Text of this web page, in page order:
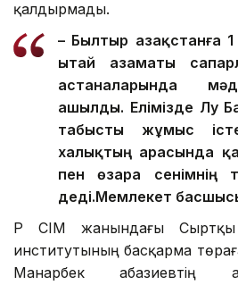
қалдырмады.
– Былтыр Қазақстанға
Қытай азаматы
астаналарында
ашылды. Елімізде Лу
табысты жұмыс
халықтың арасында
пен өзара сенімнің
деді.Мемлекет
ҚР СІМ жанындағы Сыртқы
институтының басқарма
Манарбек Қабазиевтің